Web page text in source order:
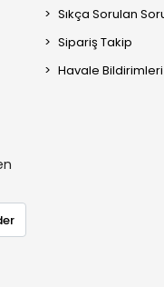
Sıkça Sorulan
Sipariş Takip
Havale Bildirimleri